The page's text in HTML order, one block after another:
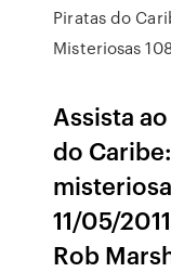
Piratas do
Misteriosas
Assista
do
11/05/
Rob